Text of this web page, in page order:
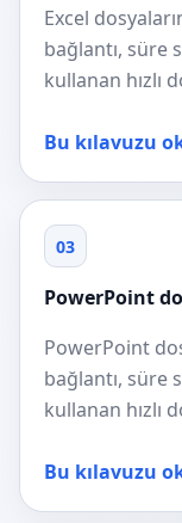
Excel
bağlantı, süre
kullanan hızlı
Bu kılavuzu
03
PowerPoint
PowerPoint
bağlantı, süre
kullanan hızlı
Bu kılavuzu